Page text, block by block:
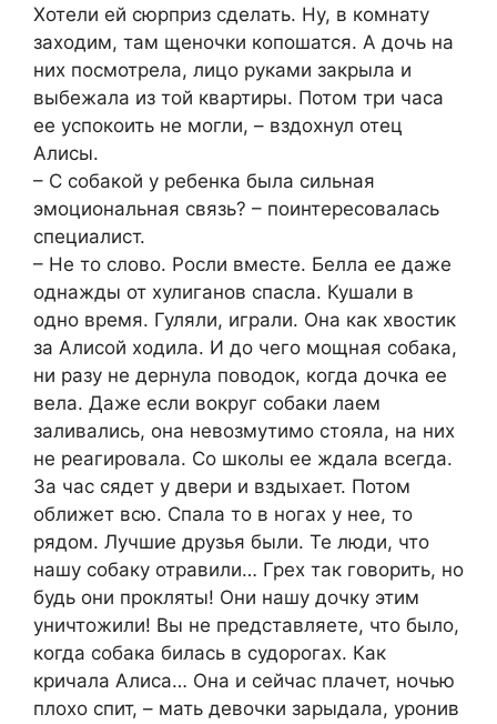
Хотели ей сюрприз сделать. Ну, в комнату
заходим, там щеночки копошатся. А дочь на
них посмотрела, лицо руками закрыла и
выбежала из той квартиры. Потом три часа
ее успокоить не могли, – вздохнул отец
Алисы.
– С собакой у ребенка была сильная
эмоциональная связь? – поинтересовалась
специалист.
– Не то слово. Росли вместе. Белла ее даже
однажды от хулиганов спасла. Кушали в
одно время. Гуляли, играли. Она как хвостик
за Алисой ходила. И до чего мощная собака,
ни разу не дернула поводок, когда дочка ее
вела. Даже если вокруг собаки лаем
заливались, она невозмутимо стояла, на них
не реагировала. Со школы ее ждала всегда.
За час сядет у двери и вздыхает. Потом
оближет всю. Спала то в ногах у нее, то
рядом. Лучшие друзья были. Те люди, что
нашу собаку отравили… Грех так говорить, но
будь они прокляты! Они нашу дочку этим
уничтожили! Вы не представляете, что было,
когда собака билась в судорогах. Как
кричала Алиса… Она и сейчас плачет, ночью
плохо спит, – мать девочки зарыдала, уронив